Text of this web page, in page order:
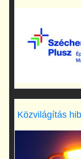
Közvilágítás